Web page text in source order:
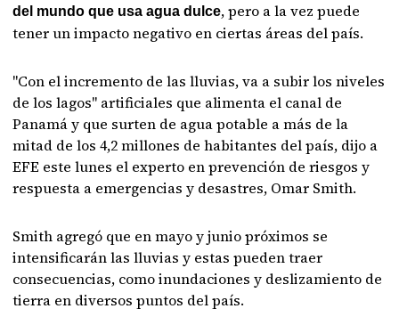
del mundo que usa agua dulce, pero a la vez puede
tener un impacto negativo en ciertas áreas del país.
"Con el incremento de las lluvias, va a subir los niveles
de los lagos" artificiales que alimenta el canal de
Panamá y que surten de agua potable a más de la
mitad de los 4,2 millones de habitantes del país, dijo a
EFE este lunes el experto en prevención de riesgos y
respuesta a emergencias y desastres, Omar Smith.
Smith agregó que en mayo y junio próximos se
intensificarán las lluvias y estas pueden traer
consecuencias, como inundaciones y deslizamiento de
tierra en diversos puntos del país.